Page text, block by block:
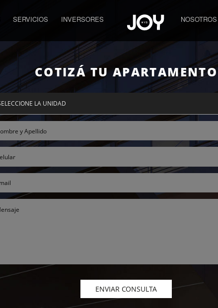
SERVICIOS INVERSORES NOSOTROS
COTIZÁ TU APARTAMENTO
ENVIAR CONSULTA